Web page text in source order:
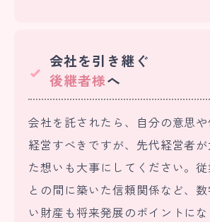
会社を引き継ぐ
後継者様へ
会社を託されたら、自分の意思
経営すべきですが、先代経営者
た想いも大事にしてください。
との間に築いた信頼関係など、
い財産も将来発展のポイントにな